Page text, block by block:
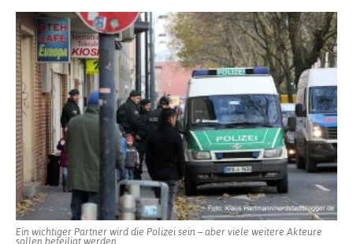
Ein wichtiger Partner wird die Polizei sein – aber viele weitere Akteure
sollen beteiligt werden.